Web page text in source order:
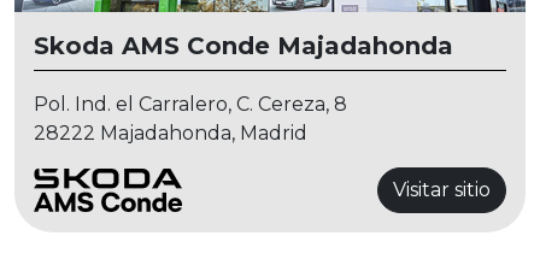
Skoda AMS Conde Majadahonda
Pol. Ind. el Carralero, C. Cereza, 8
28222 Majadahonda, Madrid
Visitar sitio